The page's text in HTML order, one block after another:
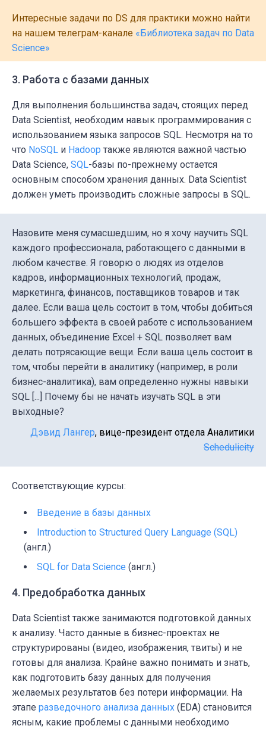
Интересные задачи по DS для практики можно найти
на нашем телеграм-канале «Библиотека задач по Data
Science»
3. Работа с базами данных
Для выполнения большинства задач, стоящих перед
Data Scientist, необходим навык программирования с
использованием языка запросов SQL. Несмотря на то
что NoSQL и Hadoop также являются важной частью
Data Science, SQL-базы по-прежнему остается
основным способом хранения данных. Data Scientist
должен уметь производить сложные запросы в SQL.
Назовите меня сумасшедшим, но я хочу научить SQL
каждого профессионала, работающего с данными в
любом качестве. Я говорю о людях из отделов
кадров, информационных технологий, продаж,
маркетинга, финансов, поставщиков товаров и так
далее. Если ваша цель состоит в том, чтобы добиться
большего эффекта в своей работе с использованием
данных, объединение Excel + SQL позволяет вам
делать потрясающие вещи. Если ваша цель состоит в
том, чтобы перейти в аналитику (например, в роли
бизнес-аналитика), вам определенно нужны навыки
SQL [...] Почему бы не начать изучать SQL в эти
выходные?
Дэвид Лангер, вице-президент отдела Аналитики
Schedulicity
Соответствующие курсы:
Введение в базы данных
Introduction to Structured Query Language (SQL)
(англ.)
SQL for Data Science (англ.)
4. Предобработка данных
Data Scientist также занимаются подготовкой данных
к анализу. Часто данные в бизнес-проектах не
структурированы (видео, изображения, твиты) и не
готовы для анализа. Крайне важно понимать и знать,
как подготовить базу данных для получения
желаемых результатов без потери информации. На
этапе разведочного анализа данных (EDA) становится
ясным, какие проблемы с данными необходимо